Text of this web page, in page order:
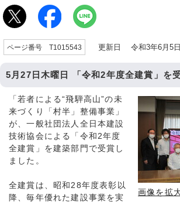
ページ番号 T1015543 更新日 令和3年6月5日
5月27日木曜日 「令和2年度全建賞」を
画像を拡
「若者による“飛騨高山”の未
来づくり「村半」整備事業」
が、一般社団法人全日本建設
技術協会による「令和2年度
全建賞」を建築部門で受賞し
ました。
全建賞は、昭和28年度表彰以
降、毎年優れた建設事業を実